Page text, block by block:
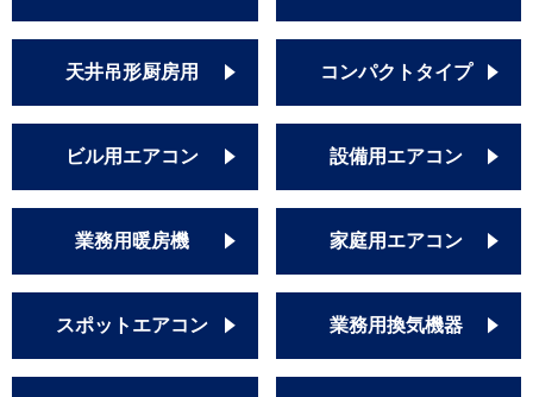
天井吊形厨房用 コンパクトタイプ
ビル用エアコン 設備用エアコン
業務用暖房機 家庭用エアコン
スポットエアコン 業務用換気機器